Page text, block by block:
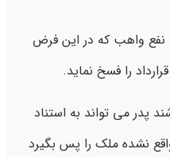
نفع واهب که در این فرض
را فسخ نماید.
پدر می تواند به استناد
نشده ملک را پس بگیرد